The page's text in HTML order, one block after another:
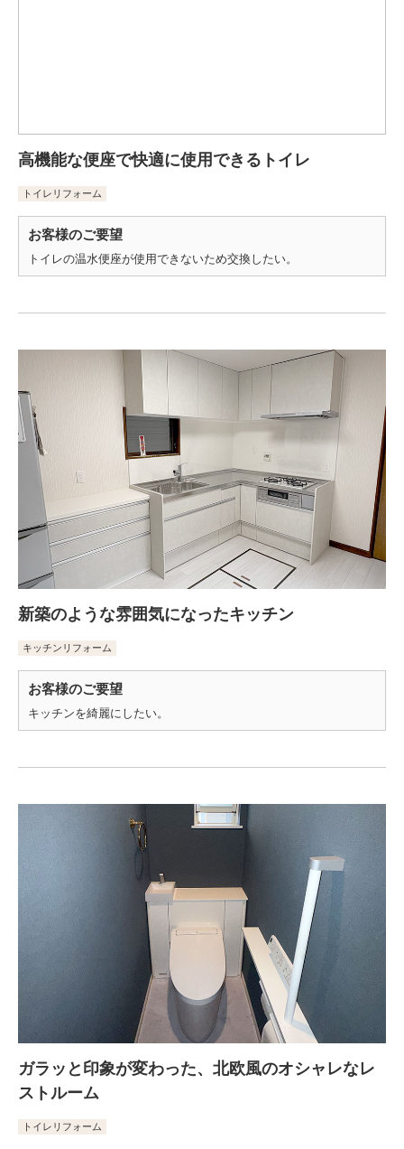
高機能な便座で快適に使用できるトイレ
トイレリフォーム
お客様のご要望
トイレの温水便座が使用できないため交換したい。
新築のような雰囲気になったキッチン
キッチンリフォーム
お客様のご要望
キッチンを綺麗にしたい。
ガラッと印象が変わった、北欧風のオシャレなレ
ストルーム
トイレリフォーム